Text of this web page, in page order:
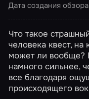
Дата создания обзора
Что такое
человека квест,
может ли вообще?
намного сильнее,
все благодаря
происходящего